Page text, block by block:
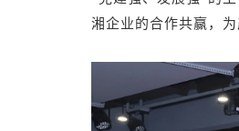
湘企业的合作共赢，